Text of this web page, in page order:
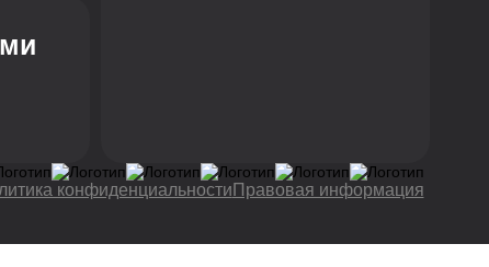
конфиденциальности Правовая информация